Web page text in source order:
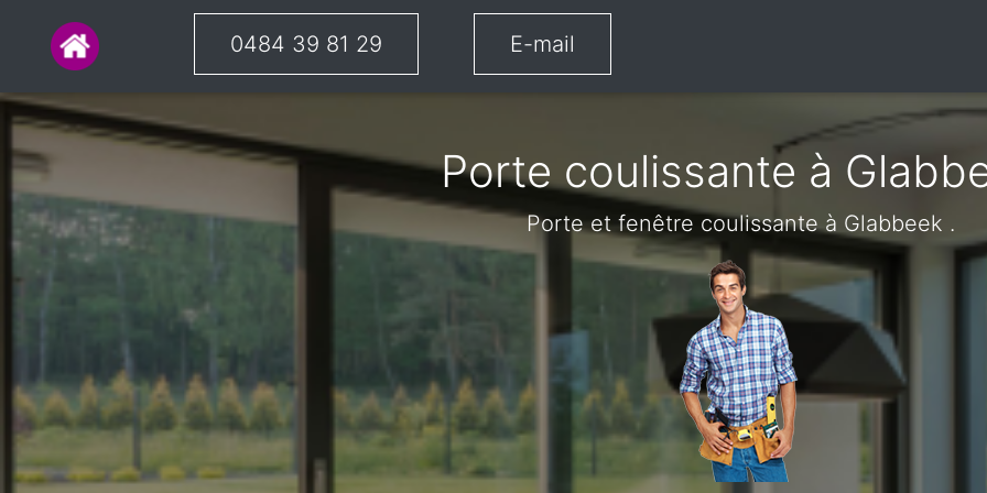
0484 39 81 29 E-mail
Porte coulissante à
Porte et fenêtre coulissante à Glabbeek .